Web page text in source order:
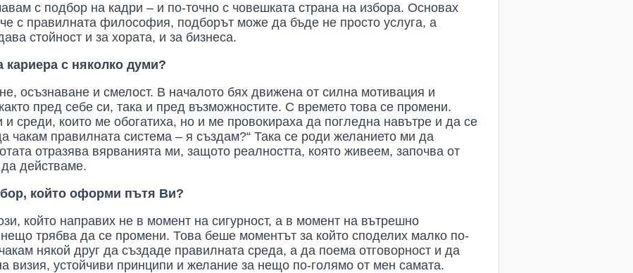
с подбор на кадри – и по-точно с човешката страна на избора. Основах
с правилната философия, подборът може да бъде не просто услуга, а
стойност и за хората, и за бизнеса.
кариера с няколко думи?
осъзнаване и смелост. В началото бях движена от силна мотивация и
пред себе си, така и пред възможностите. С времето това се промени.
и среди, които ме обогатиха, но и ме провокираха да погледна навътре и да се
чакам правилната система – я създам?“ Така се роди желанието ми да
отразява вярванията ми, защото реалността, която живеем, започва от
действаме.
който оформи пътя Ви?
който направих не в момент на сигурност, а в момент на вътрешно
трябва да се промени. Това беше моментът за който споделих малко по-
някой друг да създаде правилната среда, а да поема отговорност и да
визия, устойчиви принципи и желание за нещо по-голямо от мен самата.